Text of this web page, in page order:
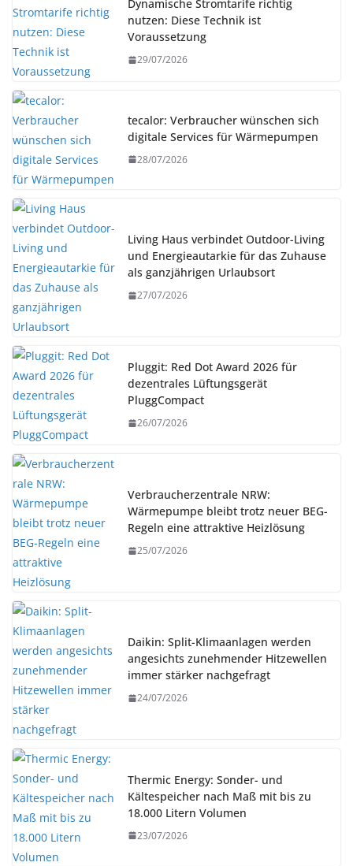
Dynamische Stromtarife richtig
nutzen: Diese Technik ist
Voraussetzung
29/07/2026
tecalor: Verbraucher wünschen sich
digitale Services für Wärmepumpen
28/07/2026
Living Haus verbindet Outdoor-Living
und Energieautarkie für das Zuhause
als ganzjährigen Urlaubsort
27/07/2026
Pluggit: Red Dot Award 2026 für
dezentrales Lüftungsgerät
PluggCompact
26/07/2026
Verbraucherzentrale NRW:
Wärmepumpe bleibt trotz neuer BEG-
Regeln eine attraktive Heizlösung
25/07/2026
Daikin: Split-Klimaanlagen werden
angesichts zunehmender Hitzewellen
immer stärker nachgefragt
24/07/2026
Thermic Energy: Sonder- und
Kältespeicher nach Maß mit bis zu
18.000 Litern Volumen
23/07/2026